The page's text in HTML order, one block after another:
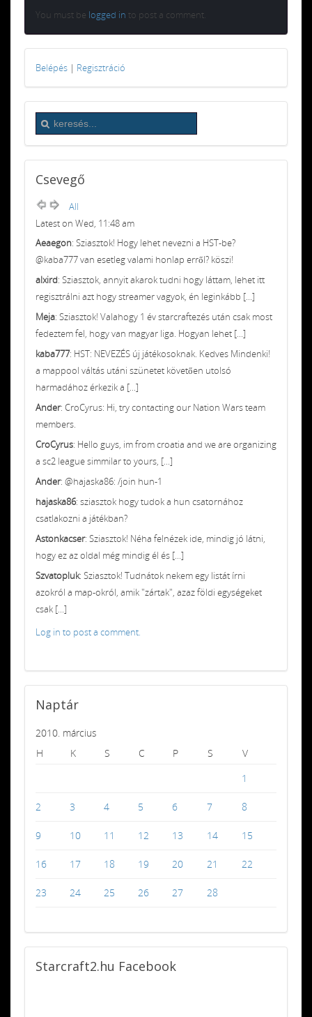
You must be logged in to post a comment.
Belépés | Regisztráció
Csevegő
All
Latest on Wed, 11:48 am
Aeaegon: Sziasztok! Hogy lehet nevezni a HST-be?
@kaba777 van esetleg valami honlap erről? köszi!
alxird: Sziasztok, annyit akarok tudni hogy láttam, lehet itt
regisztrálni azt hogy streamer vagyok, én leginkább [...]
Meja: Sziasztok! Valahogy 1 év starcraftezés után csak most
fedeztem fel, hogy van magyar liga. Hogyan lehet [...]
kaba777: HST: NEVEZÉS új játékosoknak. Kedves Mindenki!
a mappool váltás utáni szünetet követően utolsó
harmadához érkezik a [...]
Ander: CroCyrus: Hi, try contacting our Nation Wars team
members.
CroCyrus: Hello guys, im from croatia and we are organizing
a sc2 league simmilar to yours, [...]
Ander: @hajaska86: /join hun-1
hajaska86: sziasztok hogy tudok a hun csatornához
csatlakozni a játékban?
Astonkacser: Sziasztok! Néha felnézek ide, mindig jó látni,
hogy ez az oldal még mindig él és [...]
Szvatopluk: Sziasztok! Tudnátok nekem egy listát írni
azokról a map-okról, amik "zártak", azaz földi egységeket
csak [...]
Log in to post a comment.
Naptár
2010. március
H
K S C P S
V
1
2 3 4 5 6 7 8
9 10 11 12 13 14 15
16 17 18 19 20 21 22
23 24 25 26 27 28
Starcraft2.hu Facebook